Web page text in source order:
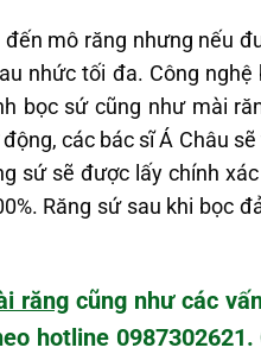
mô răng nhưng nếu
nhức tối đa. Công nghệ
bọc sứ cũng như mài
các bác sĩ Á Châu
sứ sẽ được lấy chính
Răng sứ sau khi bọc
răngcũng như các
hotline